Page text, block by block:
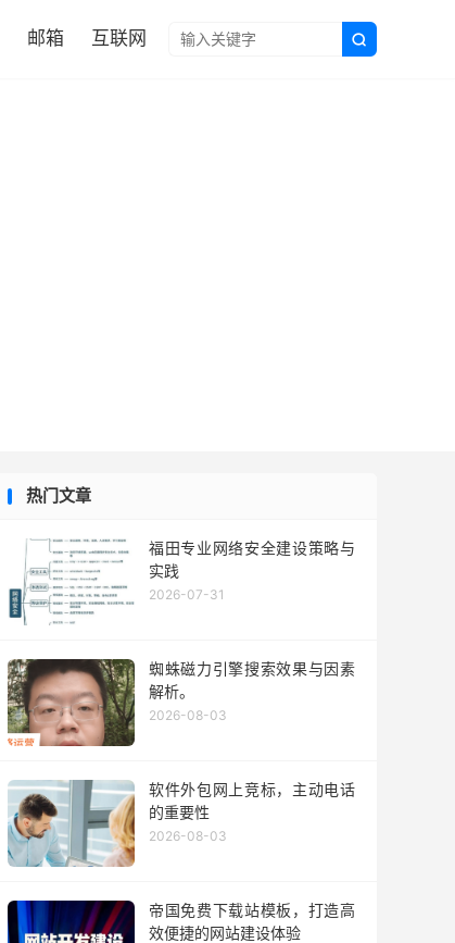

邮箱 互联网
热门文章
福田专业网络安全建设策略与
实践
2026-07-31
蜘蛛磁力引擎搜索效果与因素
解析。
2026-08-03
软件外包网上竞标，主动电话
的重要性
2026-08-03
帝国免费下载站模板，打造高
效便捷的网站建设体验